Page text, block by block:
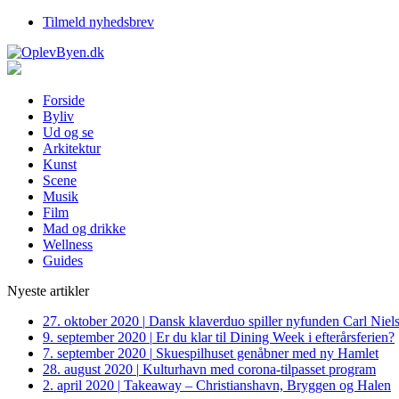
Tilmeld nyhedsbrev
Forside
Byliv
Ud og se
Arkitektur
Kunst
Scene
Musik
Film
Mad og drikke
Wellness
Guides
Nyeste artikler
27. oktober 2020 | Dansk klaverduo spiller nyfunden Carl
9. september 2020 | Er du klar til Dining Week i efterårsferien?
7. september 2020 | Skuespilhuset genåbner med ny Hamlet
28. august 2020 | Kulturhavn med corona-tilpasset program
2. april 2020 | Takeaway – Christianshavn, Bryggen og Halen